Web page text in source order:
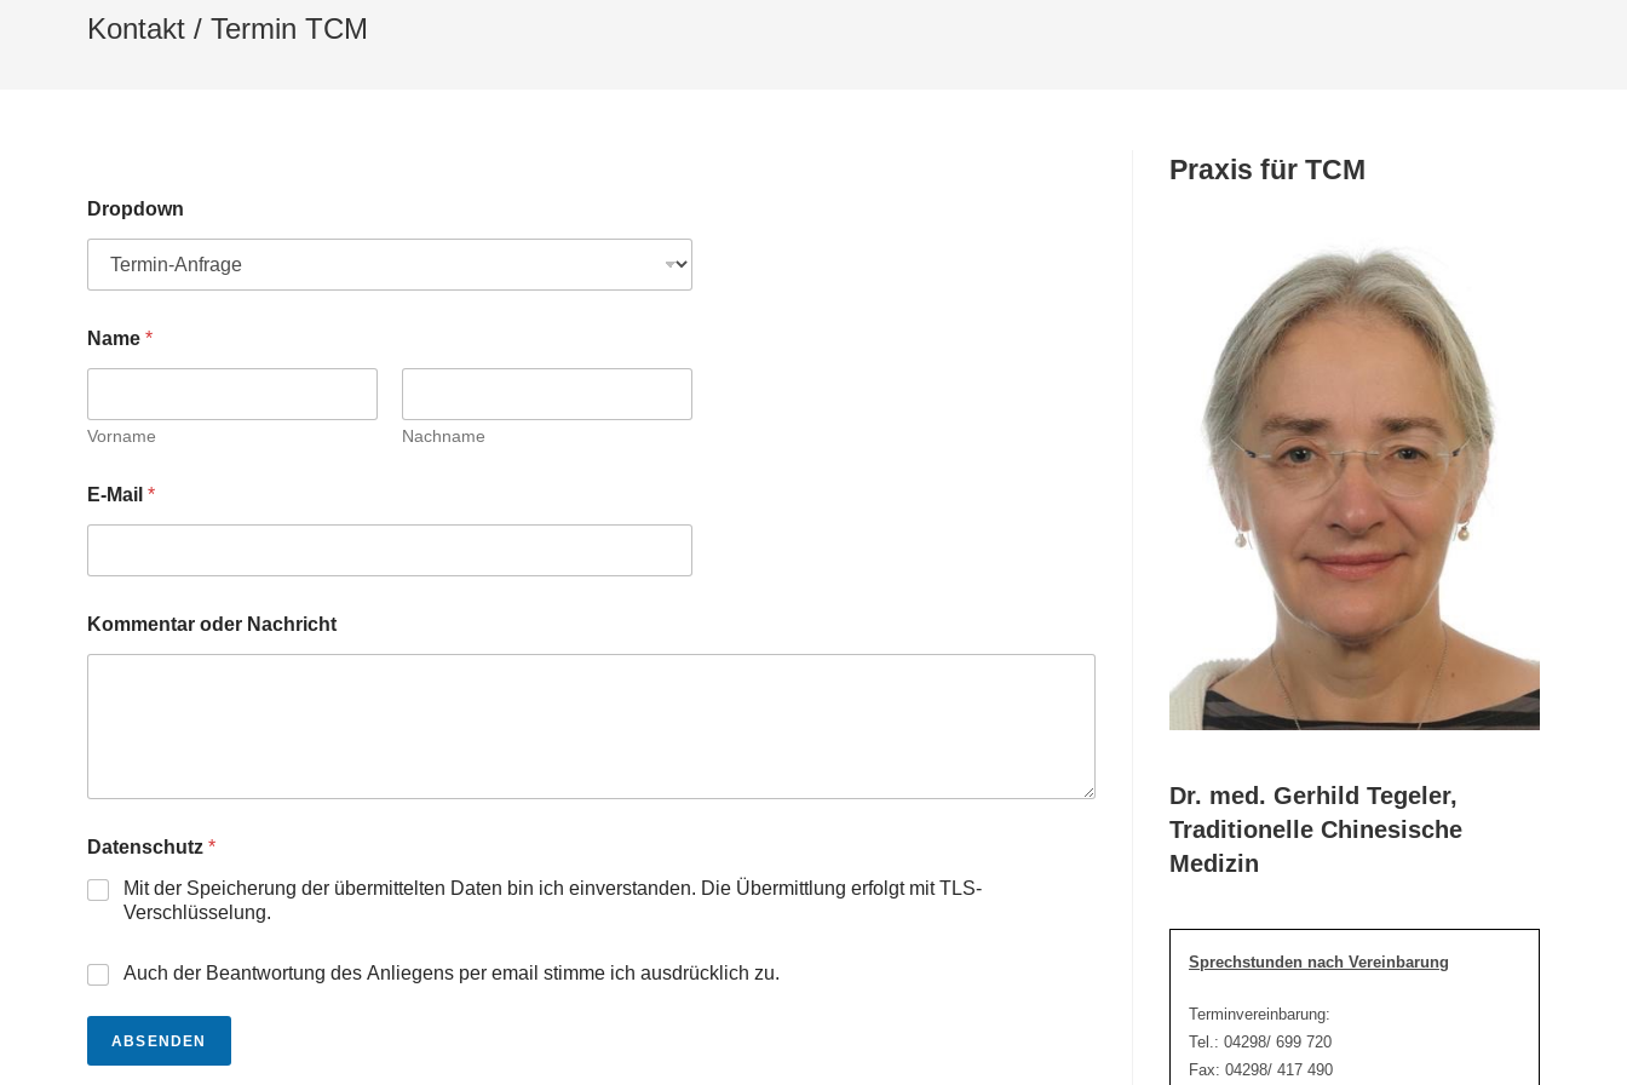
Kontakt / Termin TCM
Dropdown
Name *
Vorname Nachname
E-Mail *
Kommentar oder Nachricht
Datenschutz *
Mit der Speicherung der übermittelten Daten bin ich einverstanden. Die Übermittlung erfolgt mit TLS-
Verschlüsselung.
M
i
-
Auch der Beantwortung des Anliegens per email stimme ich ausdrücklich zu.
ABSENDEN
Praxis für TCM
Dr. med. Gerhild Tegeler,
Traditionelle Chinesische
Medizin
Sprechstunden nach Vereinbarung
Terminvereinbarung:
Tel.: 04298/ 699 720
Fax: 04298/ 417 490